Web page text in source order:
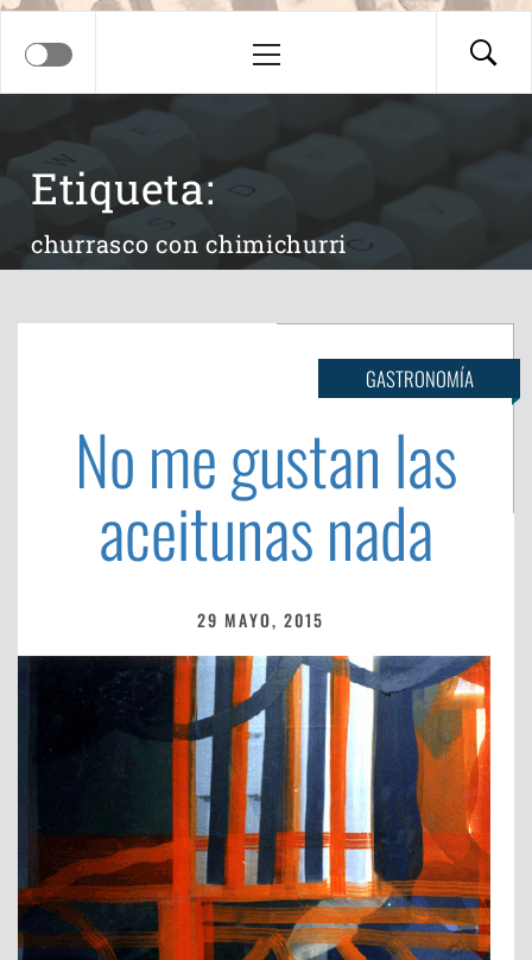
principal
Etiqueta:
churrasco con chimichurri
GASTRONOMÍA
No me gustan las
aceitunas nada
29 MAYO, 2015